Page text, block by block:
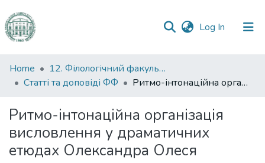
Log In (current)
Communities
&
All of DSpace
Statistics
Home
12. Філологічний факультет
Статті та доповіді ФФ
Ритмо-інтонаційна організація висловлення у драматичних етюдах Олександра Олеся
Ритмо-інтонаційна організація
висловлення у драматичних
етюдах Олександра Олеся